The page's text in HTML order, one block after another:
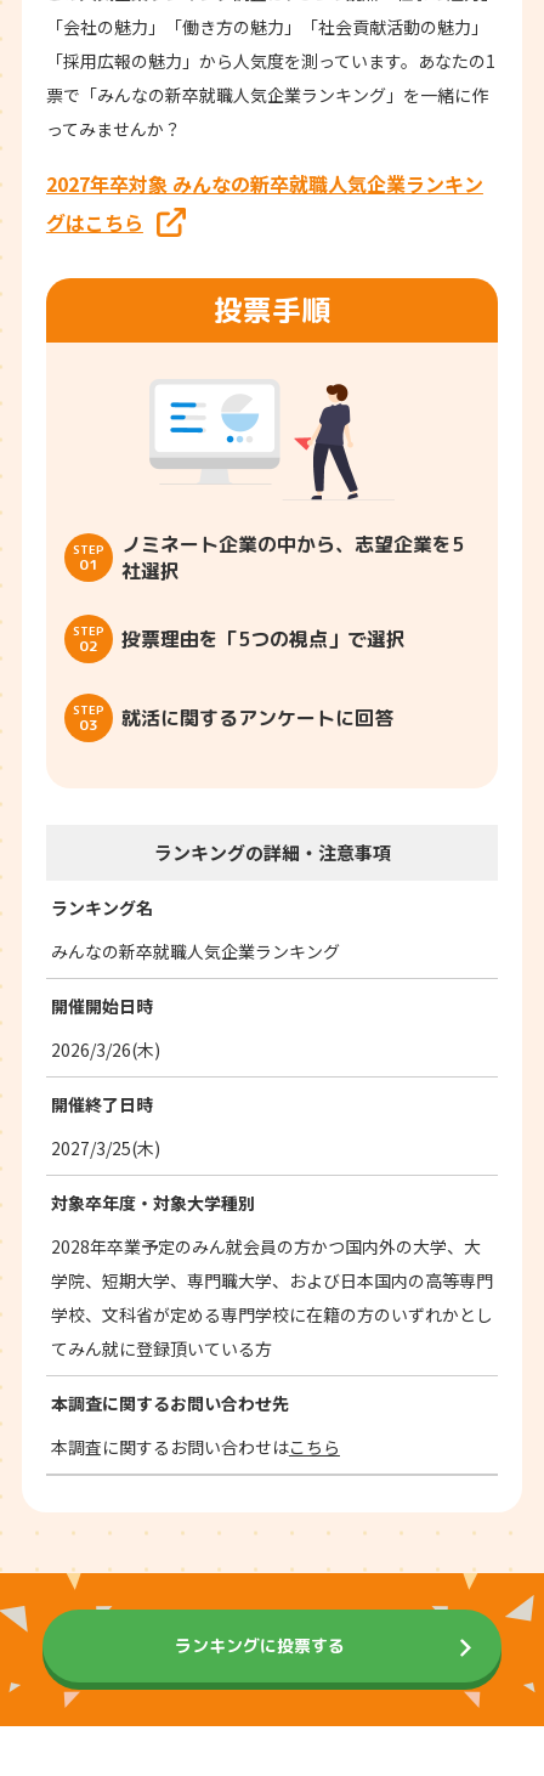
「会社の魅力」「働き方の魅力」「社会貢献活動の魅力」
「採用広報の魅力」から人気度を測っています。あなたの1
票で「みんなの新卒就職人気企業ランキング」を一緒に作
ってみませんか？
2027年卒対象 みんなの新卒就職人気企業ランキン
グはこちら
投票手順
STEP
01
ノミネート企業の中から、志望企業を5
社選択
STEP
02 投票理由を「5つの視点」で選択
STEP
03 就活に関するアンケートに回答
ランキングの詳細・注意事項
ランキング名
みんなの新卒就職人気企業ランキング
開催開始日時
2026/3/26(木)
開催終了日時
2027/3/25(木)
対象卒年度・ 対象大学種別
2028年卒業予定のみん就会員の方かつ国内外の大学、大
学院、短期大学、専門職大学、および日本国内の高等専門
学校、文科省が定める専門学校に在籍の方のいずれかとし
てみん就に登録頂いている方
本調査に関するお問い合わせ先
本調査に関するお問い合わせはこちら
ランキングに投票する